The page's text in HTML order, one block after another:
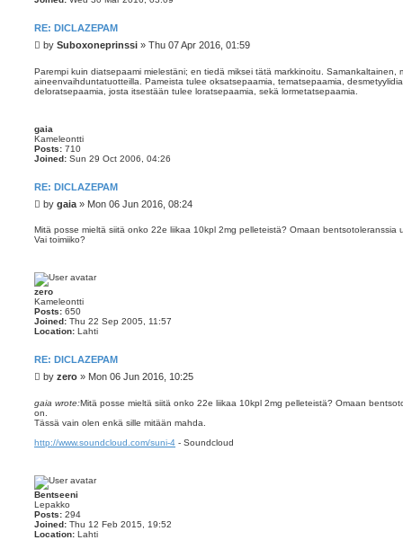
RE: DICLAZEPAM
P
s
t
by Suboxoneprinssi » Thu 07 Apr 2016, 01:59
Parempi kuin diatsepaami mielestäni; en tiedä miksei tätä markkinoitu. Samankaltainen,
aineenvaihduntatuotteilla. Pameista tulee oksatsepaamia, tematsepaamia,
deloratsepaamia, josta itsestään tulee loratsepaamia, sekä lormetatsepaamia.
gaia
Kameleontti
Posts: 710
Joined: Sun 29 Oct 2006, 04:26
RE: DICLAZEPAM
P
s
t
by gaia » Mon 06 Jun 2016, 08:24
Mitä posse mieltä siitä onko 22e liikaa 10kpl 2mg pelleteistä? Omaan bentsotoleranssia
Vai toimiiko?
zero
Kameleontti
Posts: 650
Joined: Thu 22 Sep 2005, 11:57
Location: Lahti
RE: DICLAZEPAM
P
s
t
by zero » Mon 06 Jun 2016, 10:25
gaia wrote:Mitä posse mieltä siitä onko 22e liikaa 10kpl 2mg pelleteistä? Omaan
on.
Tässä vain olen enkä sille mitään mahda.
http://www.soundcloud.com/suni-4 - Soundcloud
Bentseeni
Lepakko
Posts: 294
Joined: Thu 12 Feb 2015, 19:52
Location: Lahti